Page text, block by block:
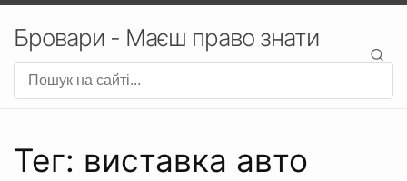
Бровари - Маєш право знати
Тег: виставка авто